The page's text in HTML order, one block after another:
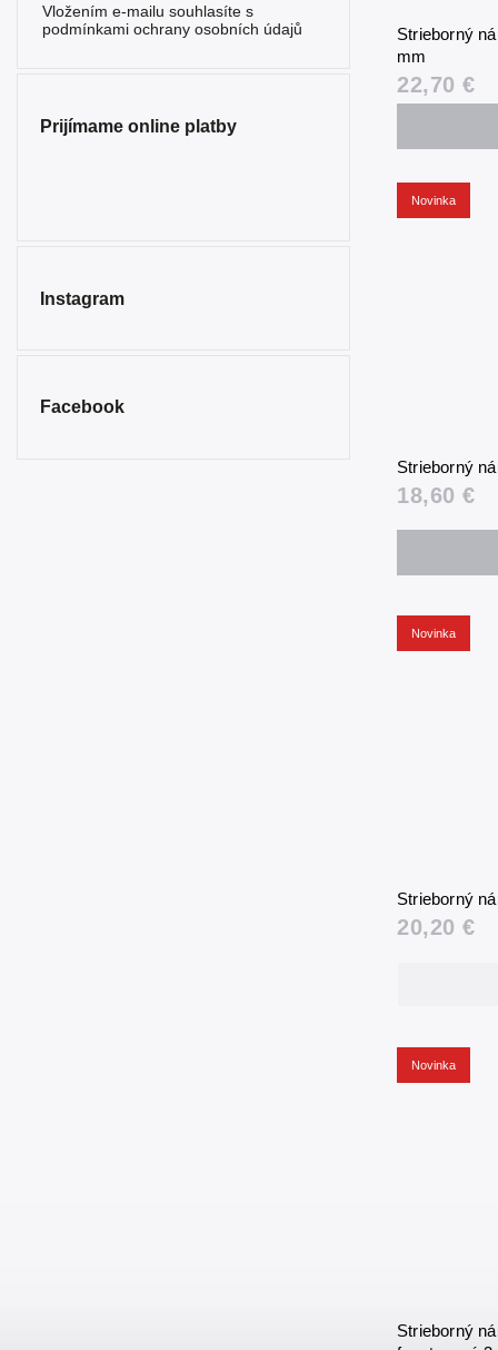
Vložením e-mailu souhlasíte s
podmínkami ochrany osobních údajů
Prijímame online platby
Instagram
Facebook
Strieborný
mm
22,70 €
Novinka
Strieborný
18,60 €
Novinka
Strieborný
20,20 €
Novinka
Strieborný